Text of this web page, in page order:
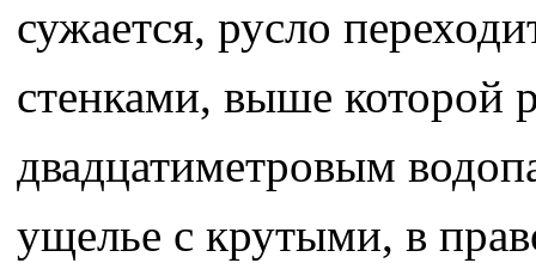
сужается, русло
стенками, выше которой
двадцатиметровым
ущелье с крутыми, в